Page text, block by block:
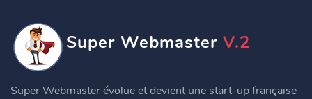
Super Webmaster V.2
Super Webmaster évolue et devient une start-up française